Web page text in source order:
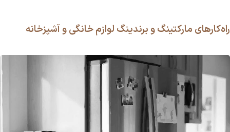
راه‌کارهای مارکتینگ و برندینگ لوازم خانگی و آشپزخانه